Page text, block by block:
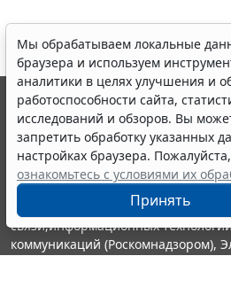
Мы обрабатываем локальные
браузера и используем
аналитики в целях улучшения и
работоспособности сайта,
исследований и обзоров. Вы
запретить обработку указанных
настройках браузера. Пожалуйста,
ознакомьтесь с условиями их
Принять
© ООО "НПП "ГАРАНТ-СЕРВИС",
выпускается с 1990 года.
являются участниками
информации ГАРАНТ.
Портал ГАРАНТ.РУ
издания Федеральной службой по
связи,информационных
коммуникаций (Роскомнадзором),